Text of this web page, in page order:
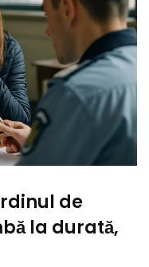
de
la durată,